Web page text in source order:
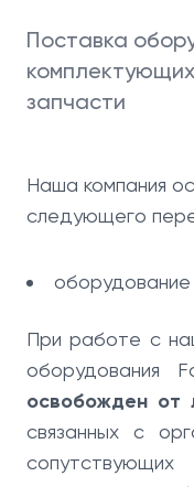
Поставка
запчасти
Наша компания
следующего
оборудование
При работе с
оборудования
освобожден от
связанных с